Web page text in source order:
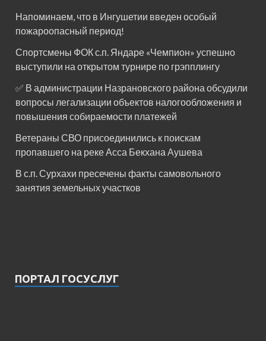
Напоминаем, что в Ингушетии введен особый
пожароопасный период!⁣⁣⠀
Спортсмены ФОК с.п. Яндаре «Чемпион» успешно
выступили на открытом турнире по грэпплингу
✅ В администрации Назрановского района обсудили
вопросы легализации объектов налогообложения и
повышения собираемости платежей
Ветераны СВО присоединились к поискам
пропавшего на реке Асса Бекхана Аушева
В с.п. Сурхахи пресечены факты самовольного
занятия земельных участков
ПОРТАЛ ГОСУСЛУГ